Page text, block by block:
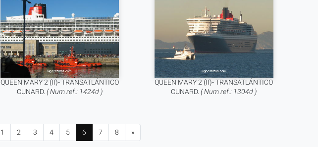
QUEEN MARY 2 (II)- TRANSATLÁNTICO
CUNARD.( Num ref.: 1424d )
QUEEN MARY 2 (II)- TRANSATLÁNTICO
CUNARD.( Num ref.: 1304d )
1 2 3 4 5 6 7 8 »